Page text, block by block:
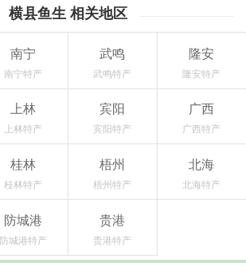
横县鱼生 相关地区
南宁
南宁特产
武鸣
武鸣特产
隆安
隆安特产
上林
上林特产
宾阳
宾阳特产
广西
广西特产
桂林
桂林特产
梧州
梧州特产
北海
北海特产
防城港
防城港特产
贵港
贵港特产